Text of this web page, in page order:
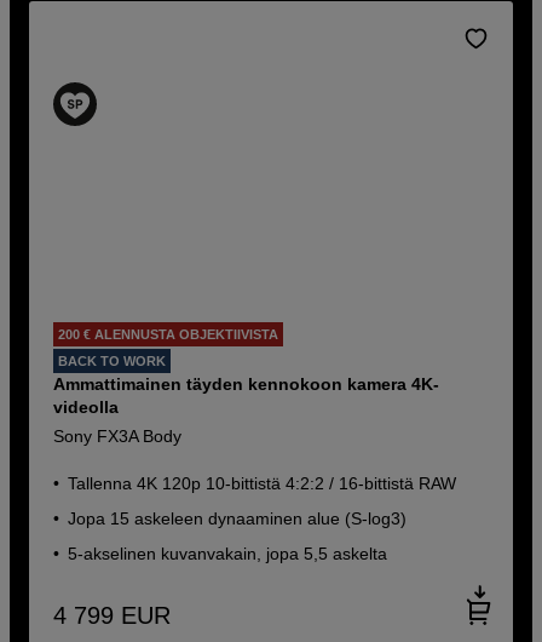
200 € ALENNUSTA OBJEKTIIVISTA
BACK TO WORK
Ammattimainen täyden kennokoon kamera 4K-
videolla
Sony FX3A Body
Tallenna 4K 120p 10-bittistä 4:2:2 / 16-bittistä RAW
Jopa 15 askeleen dynaaminen alue (S-log3)
5-akselinen kuvanvakain, jopa 5,5 askelta
4 799 EUR